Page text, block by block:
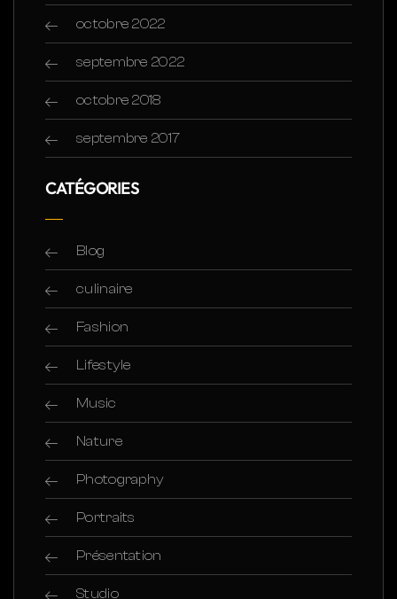
octobre 2022
septembre 2022
octobre 2018
septembre 2017
CATÉGORIES
Blog
culinaire
Fashion
Lifestyle
Music
Nature
Photography
Portraits
Présentation
Studio